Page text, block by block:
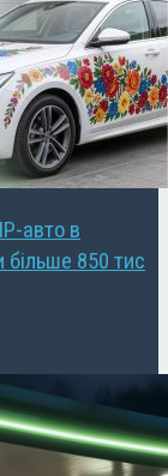
авто в
більше 850 тис